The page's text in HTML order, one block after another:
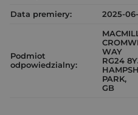
Data premiery:
2025-
Podmiot
odpowiedzialny:
WAY
RG24
PARK,
GB